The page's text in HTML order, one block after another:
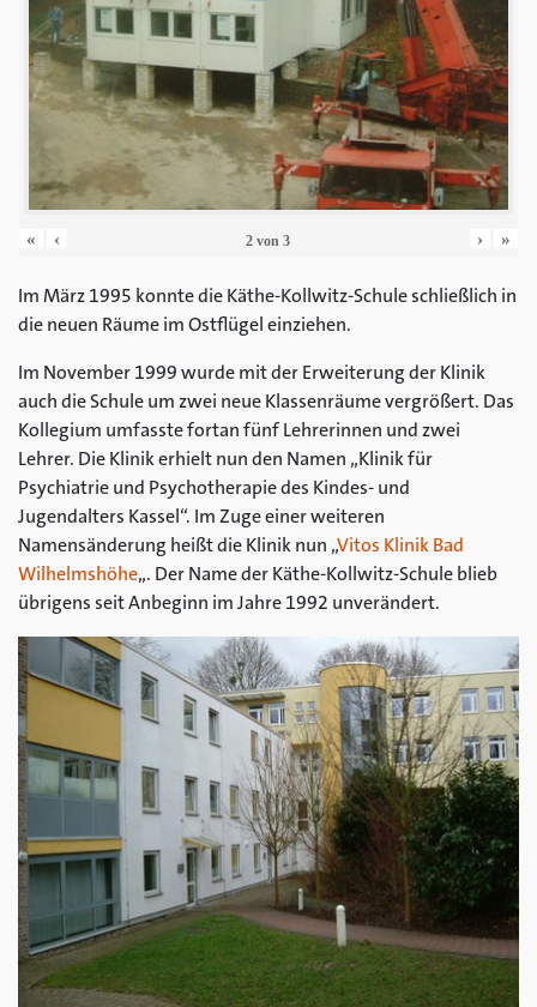
« ‹ 2 von3 › »
Im März 1995 konnte die Käthe-Kollwitz-Schule schließlich in
die neuen Räume im Ostflügel einziehen.
Im November 1999 wurde mit der Erweiterung der Klinik
auch die Schule um zwei neue Klassenräume vergrößert. Das
Kollegium umfasste fortan fünf Lehrerinnen und zwei
Lehrer. Die Klinik erhielt nun den Namen „Klinik für
Psychiatrie und Psychotherapie des Kindes- und
Jugendalters Kassel“. Im Zuge einer weiteren
Namensänderung heißt die Klinik nun „Vitos Klinik Bad
Wilhelmshöhe„. Der Name der Käthe-Kollwitz-Schule blieb
übrigens seit Anbeginn im Jahre 1992 unverändert.